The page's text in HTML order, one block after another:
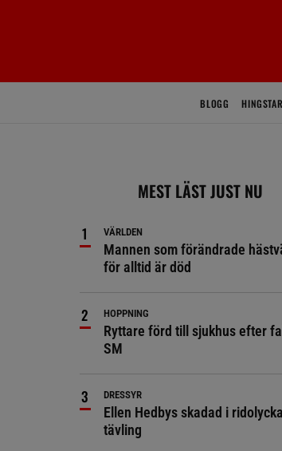
BLOGG
MEST LÄST JUST NU
VÄRLDEN
Mannen som förändrade
för alltid är död
HOPPNING
Ryttare förd till sjukhus efter
SM
DRESSYR
Ellen Hedbys skadad i
tävling